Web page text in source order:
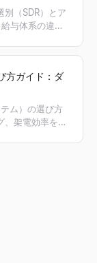
別（SDR）とア
与体系の違い
方ガイド：ダ
ム）の選び方
、架電効率を最